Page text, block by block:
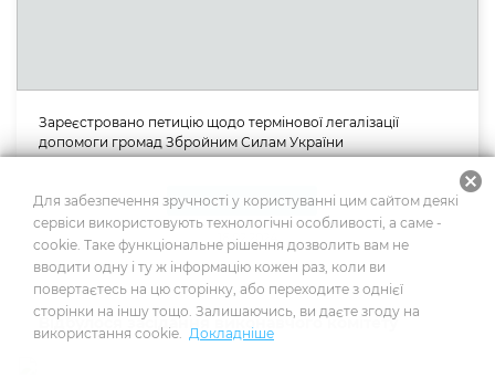
Зареєстровано петицію щодо термінової легалізації
допомоги громад Збройним Силам України
Актуально
16.02.2024
Відбулося засідання виконавчого комітету
Для забезпечення зручності у користуванні цим сайтом деякі
сервіси використовують технологічні особливості, а саме -
cookie. Таке функціональне рішення дозволить вам не
вводити одну і ту ж інформацію кожен раз, коли ви
повертаєтесь на цю сторінку, або переходите з однієї
сторінки на іншу тощо. Залишаючись, ви даєте згоду на
використання cookie. Докладніше
cancel